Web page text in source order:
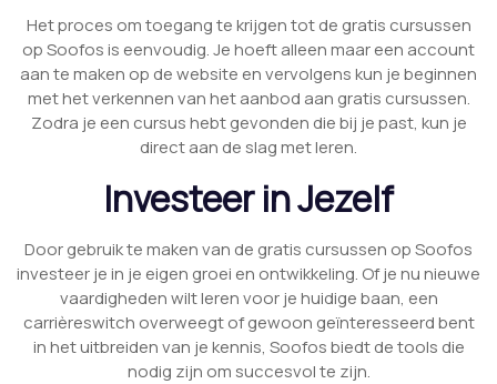
Het proces om toegang te krijgen tot de gratis cursussen
op Soofos is eenvoudig. Je hoeft alleen maar een account
aan te maken op de website en vervolgens kun je beginnen
met het verkennen van het aanbod aan gratis cursussen.
Zodra je een cursus hebt gevonden die bij je past, kun je
direct aan de slag met leren.
Investeer in Jezelf
Door gebruik te maken van de gratis cursussen op Soofos
investeer je in je eigen groei en ontwikkeling. Of je nu nieuwe
vaardigheden wilt leren voor je huidige baan, een
carrièreswitch overweegt of gewoon geïnteresseerd bent
in het uitbreiden van je kennis, Soofos biedt de tools die
nodig zijn om succesvol te zijn.